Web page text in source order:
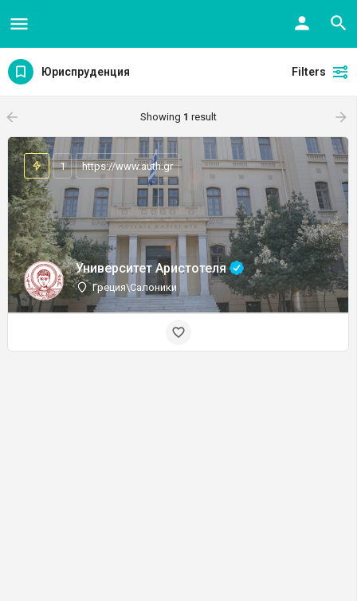
Юриспруденция Filters
arrow_backward Showing 1 result arrow_forward
Университет Аристотеля
Греция\Салоники
1 https://www.auth.gr